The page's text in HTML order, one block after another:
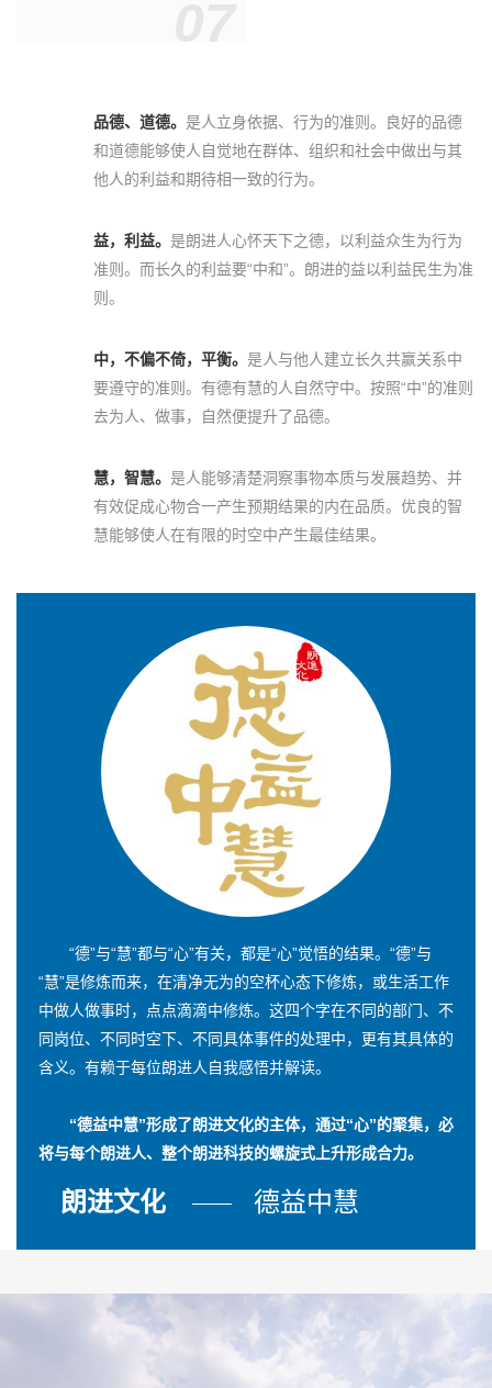
品德、道德。 是人立身依据、行为的准则。良好的品德
和道德能够使人自觉地在群体、组织和社会中做出与其
他人的利益和期待相一致的行为。
益，利益。 是朗进人心怀天下之德，以利益众生为行为
准则。而长久的利益要“中和”。朗进的益以利益民生为准
则。
中，不偏不倚，平衡。 是人与他人建立长久共赢关系中
要遵守的准则。有德有慧的人自然守中。按照“中”的准则
去为人、做事，自然便提升了品德。
慧，智慧。 是人能够清楚洞察事物本质与发展趋势、并
有效促成心物合一产生预期结果的内在品质。优良的智
慧能够使人在有限的时空中产生最佳结果。
“德”与“慧”都与“心”有关，都是“心”觉悟的结果。“德”与
“慧”是修炼而来，在清净无为的空杯心态下修炼，或生活工作
中做人做事时，点点滴滴中修炼。这四个字在不同的部门、不
同岗位、不同时空下、不同具体事件的处理中，更有其具体的
含义。有赖于每位朗进人自我感悟并解读。
“德益中慧”形成了朗进文化的主体，通过“心”的聚集，必
将与每个朗进人、整个朗进科技的螺旋式上升形成合力。
朗进文化 德益中慧